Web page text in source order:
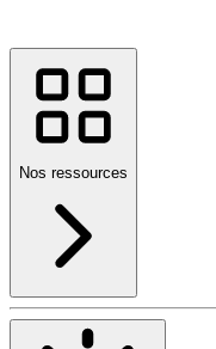
Nos ressources